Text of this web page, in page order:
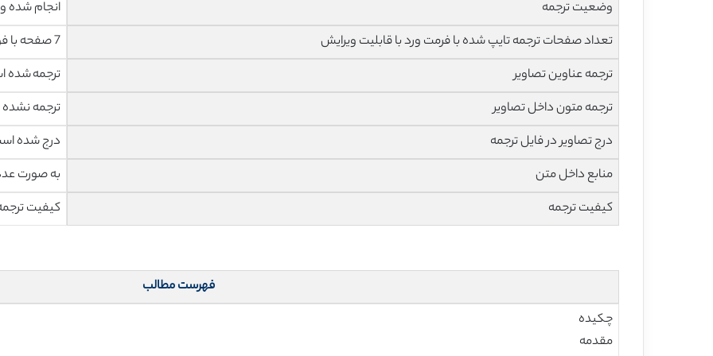
وضعیت ترجمه
انجام شده و
تعداد صفحات ترجمه تایپ شده با فرمت ورد با قابلیت ویرایش
7 صفحه با فونت 14 B Nazanin
ترجمه عناوین تصاویر
ترجمه شده
ترجمه متون داخل تصاویر
ترجمه
درج تصاویر در فایل ترجمه
درج شده
منابع داخل متن
به صورت
کیفیت ترجمه
کیفیت
فهرست مطالب
چکیده
مقدمه